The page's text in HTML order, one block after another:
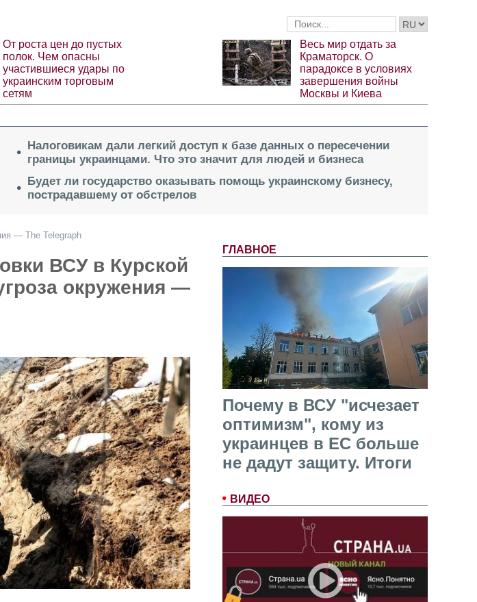
От роста цен до пустых
полок. Чем опасны
участившиеся удары по
украинским торговым
сетям
Весь мир отдать за
Краматорск. О
парадоксе в условиях
завершения войны
Москвы и Киева
Налоговикам дали легкий доступ к базе данных о пересечении
границы украинцами. Что это значит для людей и бизнеса
Будет ли государство оказывать помощь украинскому бизнесу,
пострадавшему от обстрелов
ГЛАВНОЕ
Почему в ВСУ "исчезает
оптимизм", кому из
украинцев в ЕС больше
не дадут защиту. Итоги
ВИДЕО
— The Telegraph
ВСУ в Курской
окружения —